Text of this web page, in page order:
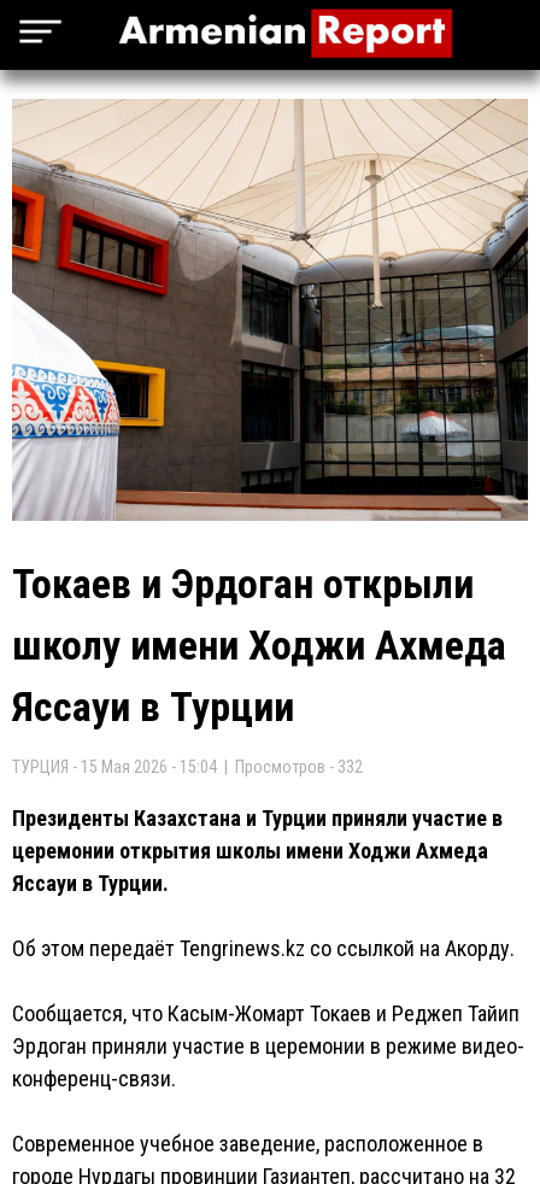
Токаев и Эрдоган открыли
школу имени Ходжи Ахмеда
Яссауи в Турции
ТУРЦИЯ - 15 Мая 2026 - 15:04 | Просмотров - 332
Президенты Казахстана и Турции приняли участие в
церемонии открытия школы имени Ходжи Ахмеда
Яссауи в Турции.
Об этом передаёт Tengrinews.kz со ссылкой на Акорду.
Сообщается, что Касым-Жомарт Токаев и Реджеп Тайип
Эрдоган приняли участие в церемонии в режиме видео-
конференц-связи.
Современное учебное заведение, расположенное в
городе Нурдагы провинции Газиантеп, рассчитано на 32